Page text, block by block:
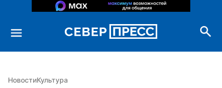
НовостиКультура